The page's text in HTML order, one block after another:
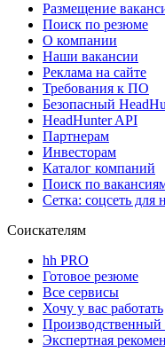
Размещение
Поиск по резюме
О компании
Наши вакансии
Реклама на сайте
Требования к ПО
Безопасный
HeadHunter API
Партнерам
Инвесторам
Каталог компаний
Поиск по
Сетка: соцсеть для
Соискателям
hh PRO
Готовое резюме
Все сервисы
Хочу у вас работать
Производственный
Экспертная